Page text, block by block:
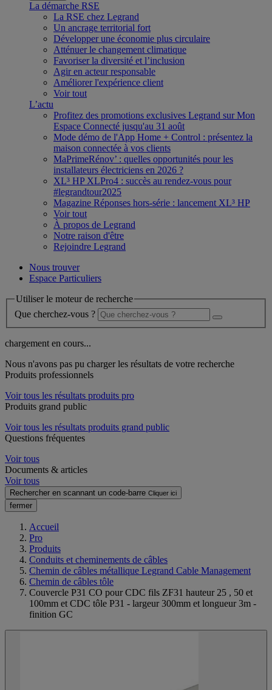
La démarche RSE
La RSE chez Legrand
Un ancrage territorial fort
Développer une économie plus circulaire
Atténuer le changement climatique
Favoriser la diversité et l’inclusion
Agir en acteur responsable
Améliorer l'expérience client
Voir tout
L’actu
Profitez des promotions exclusives Legrand sur Mon
Espace Connecté jusqu'au 31 août
Mode démo de l'App Home + Control : présentez la
maison connectée à vos clients
MaPrimeRénov’ : quelles opportunités pour les
installateurs électriciens en 2026 ?
XL³ HP XLPro4 : succès au rendez-vous pour
#legrandtour2025
Magazine Réponses hors-série : lancement XL³ HP
Voir tout
À propos de Legrand
Notre raison d'être
Rejoindre Legrand
Nous trouver
Espace Particuliers
Utiliser le moteur de recherche
Que cherchez-vous ?
chargement en cours...
Nous n'avons pas pu charger les résultats de votre recherche
Produits professionnels
Voir tous les résultats produits pro
Produits grand public
Voir tous les résultats produits grand public
Questions fréquentes
Voir tous
Documents & articles
Voir tous
Rechercher en scannant un code-barre Cliquer ici
fermer
Accueil
Pro
Produits
Conduits et cheminements de câbles
Chemin de câbles métallique Legrand Cable Management
Chemin de câbles tôle
Couvercle P31 CO pour CDC fils ZF31 hauteur 25 , 50 et
100mm et CDC tôle P31 - largeur 300mm et longueur 3m -
finition GC